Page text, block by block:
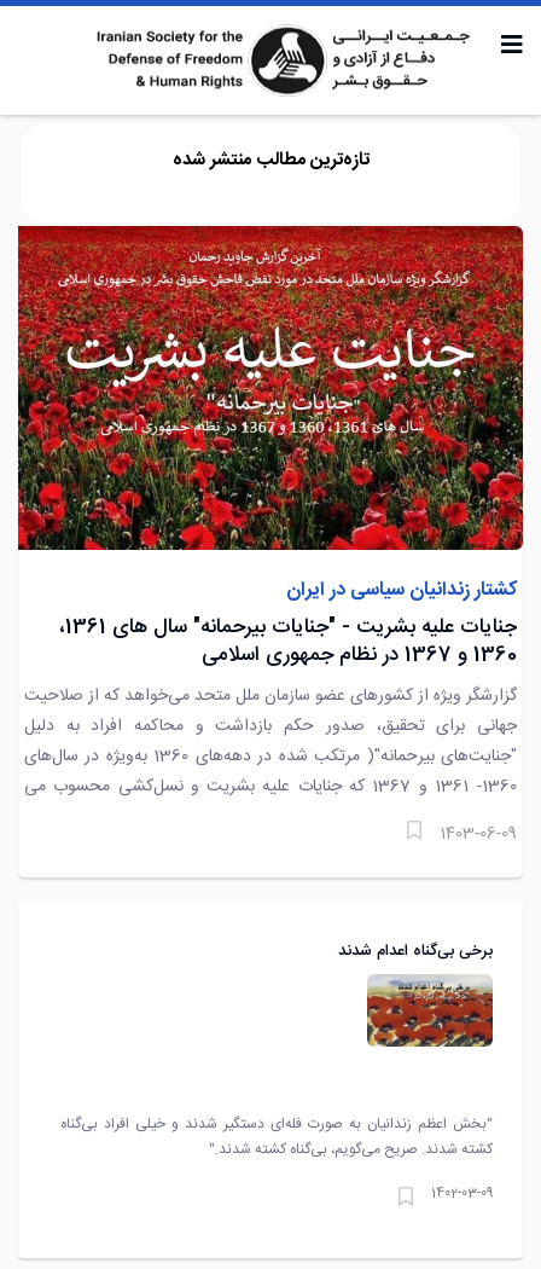
تازه‌ترین مطالب منتشر شده
کشتار زندانیان سیاسی در ایران
جنایات علیه بشریت - "جنایات بیرحمانه" سال های 1361،
1360 و 1367 در نظام جمهوری اسلامی
گزارشگر ویژه از کشورهای عضو سازمان ملل متحد می‌خواهد که از صلاحیت
جهانی برای تحقیق، صدور حکم بازداشت و محاکمه افراد به دلیل
"جنایت‌های بیرحمانه"( مرتکب شده در دهه‌های 1360 به‌ویژه در سال‌های
1360- 1361 و 1367 که جنایات علیه بشریت و نسل‌کشی محسوب می
شود استفاده کنند.
1403-06-09
برخی بی‌گناه اعدام شدند
"بخش اعظم زندانیان به صورت فله‌ای دستگیر شدند و خیلی افراد بی‌گناه
کشته‌ شدند. صریح می‌گویم، بی‌گناه کشته شدند."
1402-03-09